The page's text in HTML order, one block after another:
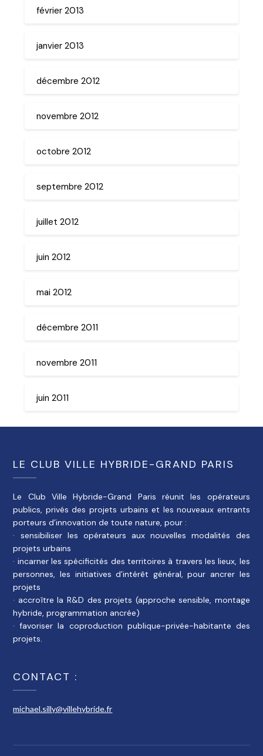
février 2013
janvier 2013
décembre 2012
novembre 2012
octobre 2012
septembre 2012
juillet 2012
juin 2012
mai 2012
décembre 2011
novembre 2011
juin 2011
LE CLUB VILLE HYBRIDE-GRAND PARIS
Le Club Ville Hybride-Grand Paris réunit les opérateurs
publics, privés des projets urbains et les nouveaux entrants
porteurs d’innovation de toute nature, pour :
· sensibiliser les opérateurs aux nouvelles modalités des
projets urbains
· incarner les spécificités des territoires à travers les lieux, les
personnes, les initiatives d’intérêt général, pour ancrer les
projets
· accroître la R&D des projets (approche sensible, montage
hybride, programmation ancrée)
· favoriser la coproduction publique-privée-habitante des
projets.
CONTACT :
michael.silly@villehybride.fr